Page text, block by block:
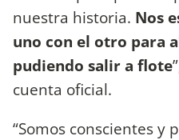
nuestra historia. Nos
uno con el otro para
pudiendo salir a flote
cuenta oficial.
“Somos conscientes y